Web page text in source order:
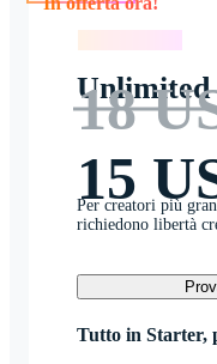
Unlimited
18
15
Per creatori più
richiedono libertà
Tutto in Starter,